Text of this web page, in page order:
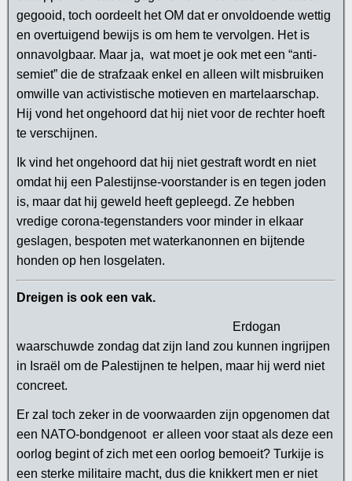
gegooid, toch oordeelt het OM dat er onvoldoende wettig
en overtuigend bewijs is om hem te vervolgen. Het is
onnavolgbaar. Maar ja, wat moet je ook met een “anti-
semiet” die de strafzaak enkel en alleen wilt misbruiken
omwille van activistische motieven en martelaarschap.
Hij vond het ongehoord dat hij niet voor de rechter hoeft
te verschijnen.
Ik vind het ongehoord dat hij niet gestraft wordt en niet
omdat hij een Palestijnse-voorstander is en tegen joden
is, maar dat hij geweld heeft gepleegd. Ze hebben
vredige corona-tegenstanders voor minder in elkaar
geslagen, bespoten met waterkanonnen en bijtende
honden op hen losgelaten.
Dreigen is ook een vak.
Erdogan
waarschuwde zondag dat zijn land zou kunnen ingrijpen
in Israël om de Palestijnen te helpen, maar hij werd niet
concreet.
Er zal toch zeker in de voorwaarden zijn opgenomen dat
een NATO-bondgenoot er alleen voor staat als deze een
oorlog begint of zich met een oorlog bemoeit? Turkije is
een sterke militaire macht, dus die knikkert men er niet